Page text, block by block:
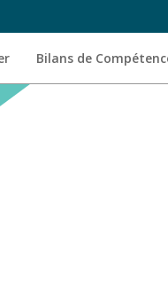
Bilans de